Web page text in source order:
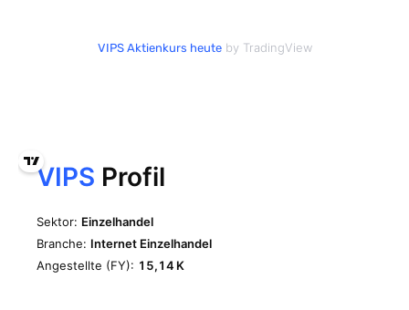
VIPS Aktienkurs heuteby TradingView